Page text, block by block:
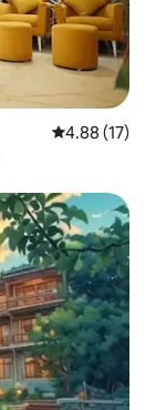
Calificación
4.88 (17)